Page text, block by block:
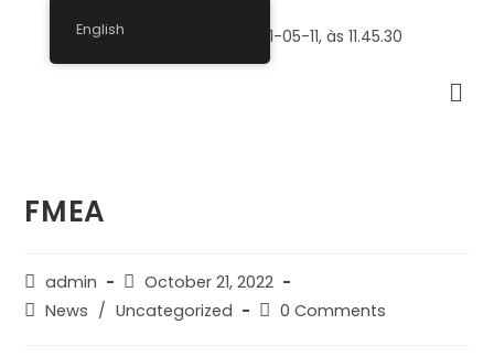
FMEA
admin
October 21, 2022
News / Uncategorized 0 Comments
English